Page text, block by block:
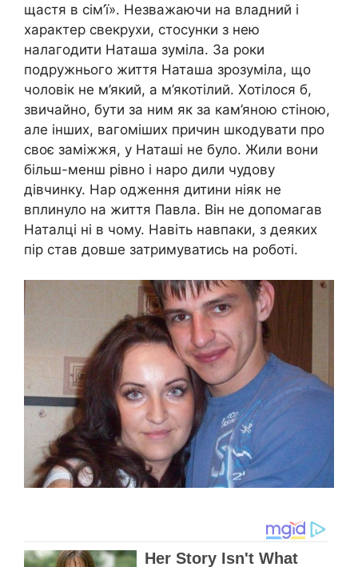
щастя в сім’ї». Незважаючи на владний і
характер свекрухи, стосунки з нею
налагодити Наташа зуміла. За роки
подружнього життя Наташа зрозуміла, що
чоловік не м’який, а м’якотілий. Хотілося б,
звичайно, бути за ним як за кам’яною стіною,
але інших, вагоміших причин шкодувати про
своє заміжжя, у Наташі не було. Жили вони
більш-менш рівно і наро дили чудову
дівчинку. Нар одження дитини ніяк не
вплинуло на життя Павла. Він не допомагав
Наталці ні в чому. Навіть навпаки, з деяких
пір став довше затримуватись на роботі.